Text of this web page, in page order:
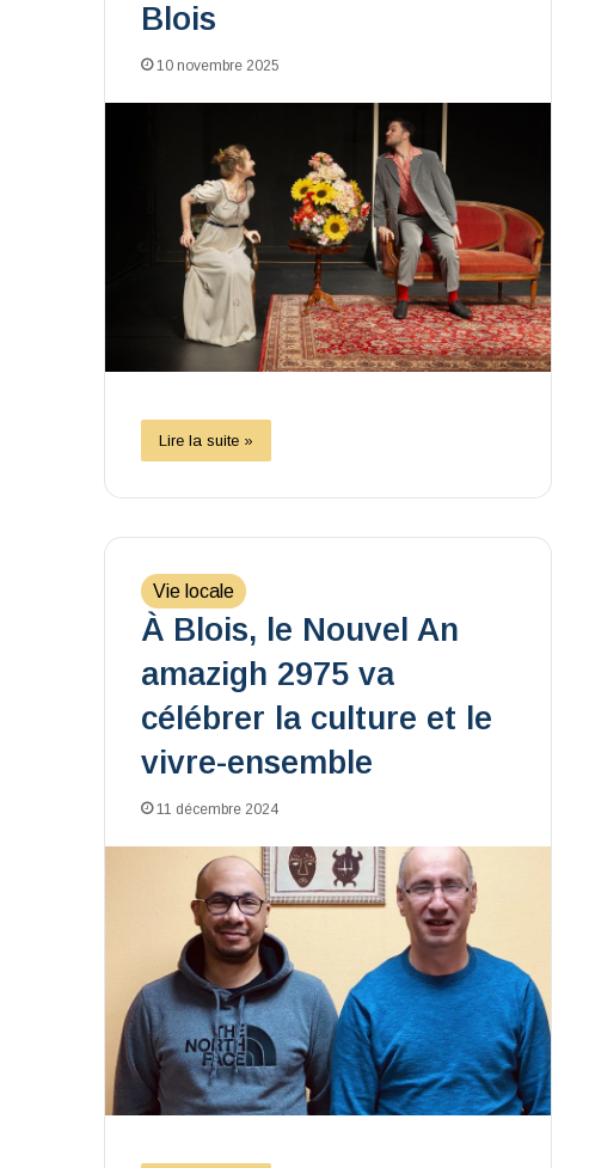
Blois
10 novembre 2025
Lire la suite »
Vie locale
À Blois, le Nouvel An
amazigh 2975 va
célébrer la culture et le
vivre-ensemble
11 décembre 2024